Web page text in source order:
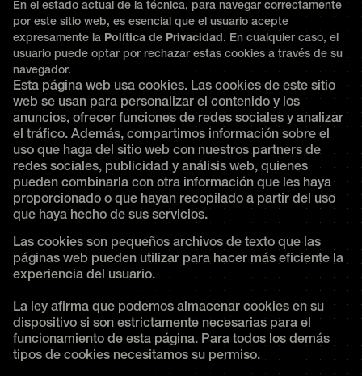
En el estado actual de la técnica, para navegar correctamente
por este sitio web, es esencial que el usuario acepte
expresamente la Política de Privacidad. En cualquier caso, el
usuario puede optar por rechazar estas cookies a través de su
navegador.
Esta página web usa cookies. Las cookies de este sitio
web se usan para personalizar el contenido y los
anuncios, ofrecer funciones de redes sociales y analizar
el tráfico. Además, compartimos información sobre el
uso que haga del sitio web con nuestros partners de
redes sociales, publicidad y análisis web, quienes
pueden combinarla con otra información que les haya
proporcionado o que hayan recopilado a partir del uso
que haya hecho de sus servicios.
Las cookies son pequeños archivos de texto que las
páginas web pueden utilizar para hacer más eficiente la
experiencia del usuario.
La ley afirma que podemos almacenar cookies en su
dispositivo si son estrictamente necesarias para el
funcionamiento de esta página. Para todos los demás
tipos de cookies necesitamos su permiso.